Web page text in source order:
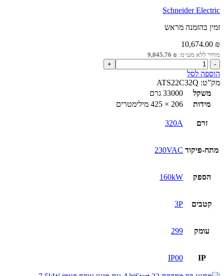
Schneider Electric
זמין בהזמנה מראש
10,674.00 ₪
מחיר ללא מע״מ: 9,045.76 ₪
כמות
של
מתנע
רך
ATS22
מגען
160kW
הוספה לסל
מק”ט: ATS22C32Q
משקל
33000 גרם
מידות
206 × 425 מילימטרים
זרם 320A
מתח-פיקוד 230VAC
הספק 160kW
קטבים 3P
עומק 299
IP
IP00